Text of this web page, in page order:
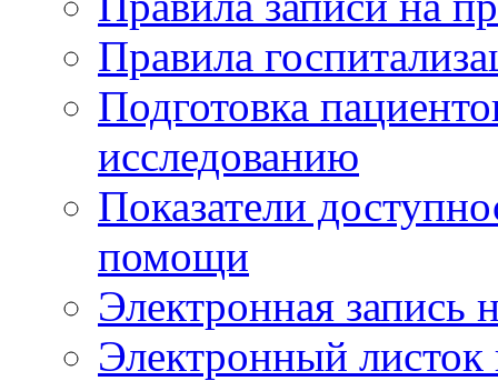
Правила
Подготовка
исследованию
Показатели
помощи
Электронная запись
Электронный листок